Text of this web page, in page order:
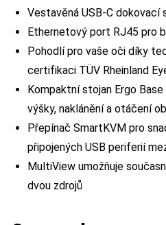
Vestavěná USB-C dokovací
Ethernetový port RJ45 pro
Pohodlí pro vaše oči díky
certifikaci TÜV Rheinland
Kompaktní stojan Ergo
výšky, naklánění a otáčení
Přepínač SmartKVM pro
připojených USB periferií
MultiView umožňuje
dvou zdrojů